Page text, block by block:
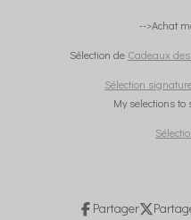
-->Achat
Sélection de Cadeaux
Sélection
My selections to
Partager